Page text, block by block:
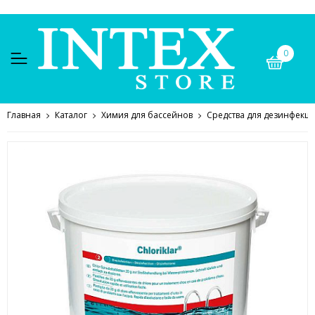
0
Главная Каталог Химия для бассейнов Средства для